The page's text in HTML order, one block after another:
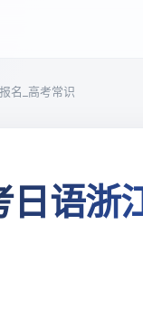
名_高考常识
语浙